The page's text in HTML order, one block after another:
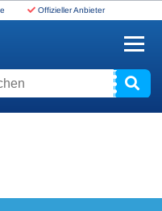
Offizieller Anbieter